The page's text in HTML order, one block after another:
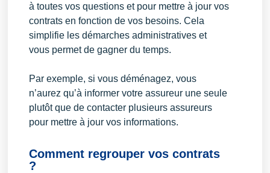
à toutes vos questions et pour mettre à jour vos
contrats en fonction de vos besoins. Cela
simplifie les démarches administratives et
vous permet de gagner du temps.
Par exemple, si vous déménagez, vous
n’aurez qu’à informer votre assureur une seule
plutôt que de contacter plusieurs assureurs
pour mettre à jour vos informations.
Comment regrouper vos contrats
?